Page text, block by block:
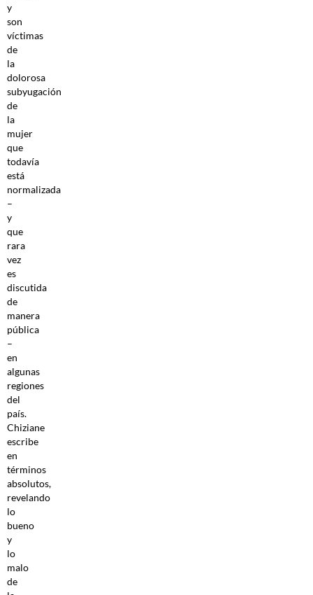
y
son
víctimas
de
la
dolorosa
subyugación
de
la
mujer
que
todavía
está
normalizada
–
y
que
rara
vez
es
discutida
de
manera
pública
–
en
algunas
regiones
del
país.
Chiziane
escribe
en
términos
absolutos,
revelando
lo
bueno
y
lo
malo
de